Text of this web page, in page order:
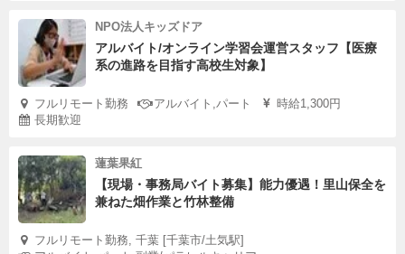
NPO法人キッズドア
アルバイト/オンライン学習会運営スタッフ【医療
系の進路を目指す高校生対象】
フルリモート勤務 アルバイト,パート
時給1,300円
長期歓迎
蓮葉果紅
【現場・事務局バイト募集】能力優遇！里山保全を
兼ねた畑作業と竹林整備
フルリモート勤務, 千葉 [千葉市/土気駅]